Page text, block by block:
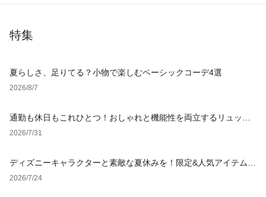
特集
夏らしさ、足りてる？小物で楽しむベーシックコーデ4選
2026/8/7
通勤も休日もこれひとつ！おしゃれと機能性を両立するリュック
の選び方
2026/7/31
ディズニーキャラクターと素敵な夏休みを！限定&人気アイテム特
集
2026/7/24